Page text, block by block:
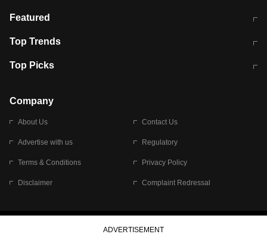
मुंबई में लगे 'जेन जी' के पोस्टर, लिखा- 'मैं
Featured
10 अगस्त को विधानसभा का घेराव करेंगे
Top Trends
RBI का नया नियम: अब बैंकों को अपनी सभी
Top Picks
बारिश की चेतावनी
Company
About Us Contact Us
Advertise with us Regulatory
Terms & Conditions Privacy Policy
Disclaimer Complaint Redressal